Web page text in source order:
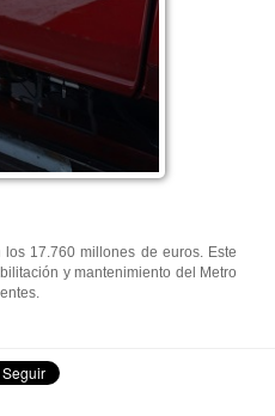
17.760 millones de euros. Este
y mantenimiento del Metro